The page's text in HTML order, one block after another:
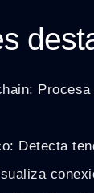
Detecta